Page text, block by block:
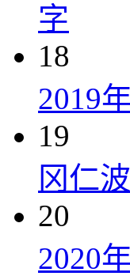
字
18
2019
19
冈仁
20
2020